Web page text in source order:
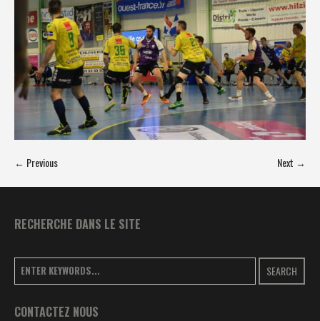
← Previous Next →
RECHERCHE DANS LE SITE
SEARCH
CONTACTEZ NOUS